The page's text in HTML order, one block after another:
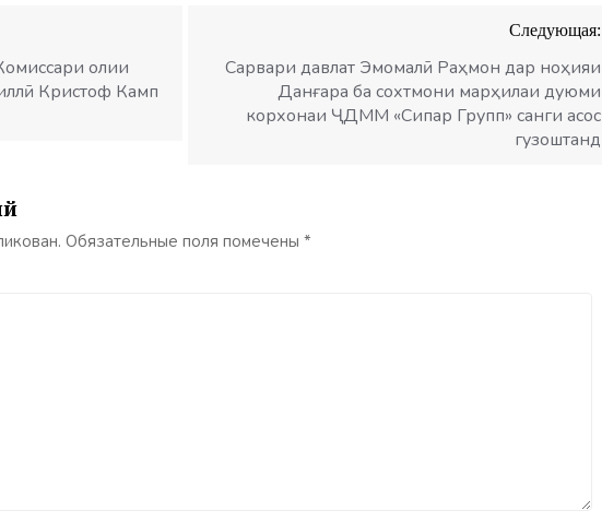
олии
Кристоф Камп
Следующая:
Сарвари давлат Эмомалӣ Раҳмон дар ноҳияи
Данғара ба сохтмони марҳилаи дуюми
корхонаи ҶДММ «Сипар Групп» санги асос
гузоштанд
Обязательные поля помечены *